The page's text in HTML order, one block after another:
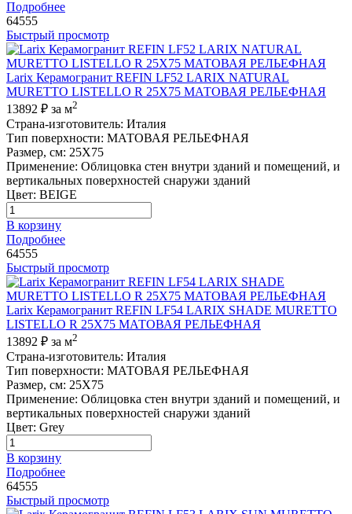
Подробнее
64555
Быстрый просмотр
Larix Керамогранит REFIN LF52 LARIX NATURAL
MURETTO LISTELLO R 25X75 МАТОВАЯ РЕЛЬЕФНАЯ
13892 ₽ за м2
Страна-изготовитель: Италия
Тип поверхности: МАТОВАЯ РЕЛЬЕФНАЯ
Размер, см: 25X75
Применение: Облицовка стен внутри зданий и помещений, и
вертикальных поверхностей снаружи зданий
Цвет: BEIGE
В корзину
Подробнее
64555
Быстрый просмотр
Larix Керамогранит REFIN LF54 LARIX SHADE MURETTO
LISTELLO R 25X75 МАТОВАЯ РЕЛЬЕФНАЯ
13892 ₽ за м2
Страна-изготовитель: Италия
Тип поверхности: МАТОВАЯ РЕЛЬЕФНАЯ
Размер, см: 25X75
Применение: Облицовка стен внутри зданий и помещений, и
вертикальных поверхностей снаружи зданий
Цвет: Grey
В корзину
Подробнее
64555
Быстрый просмотр